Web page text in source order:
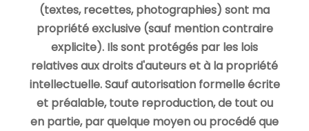
(textes, recettes, photographies) sont ma
propriété exclusive (sauf mention contraire
explicite). Ils sont protégés par les lois
relatives aux droits d'auteurs et à la propriété
intellectuelle. Sauf autorisation formelle écrite
et préalable, toute reproduction, de tout ou
en partie, par quelque moyen ou procédé que